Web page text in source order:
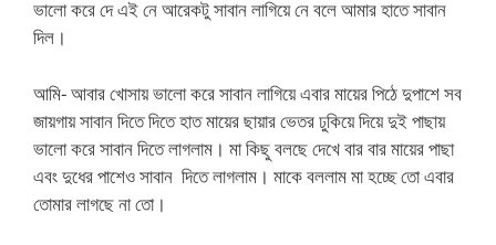
ভালো করে দে এই নে আরেকটু সাবান লাগিয়ে নে বলে আমার হাতে সাবান
দিল।
আমি- আবার খোসায় ভালো করে সাবান লাগিয়ে এবার মায়ের পিঠে দুপাশে সব
জায়গায় সাবান দিতে দিতে হাত মায়ের ছায়ার ভেতর ঢুকিয়ে দিয়ে দুই পাছায়
ভালো করে সাবান দিতে লাগলাম। মা কিছু বলছে দেখে বার বার মায়ের পাছা
এবং দুধের পাশেও সাবান দিতে লাগলাম। মাকে বললাম মা হচ্ছে তো এবার
তোমার লাগছে না তো।